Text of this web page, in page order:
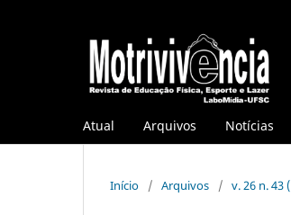
Atual Arquivos Notícias
Início / Arquivos / v. 26 n. 43